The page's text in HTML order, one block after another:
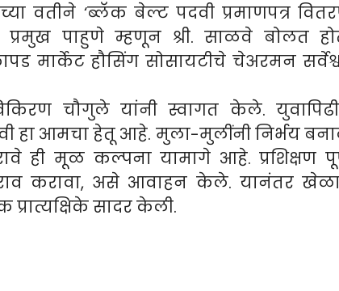
वतीने ‘ब्लॅक बेल्ट पदवी प्रमाणपत्र
प्रमुख पाहुणे म्हणून श्री. साळवे बोलत
मार्केट हौसिंग सोसायटीचे चेअरमन
चौगुले यांनी स्वागत केले.
हा आमचा हेतू आहे. मुला-मुलींनी निर्भय
ही मूळ कल्पना यामागे आहे. प्रशिक्षण
करावा, असे आवाहन केले. यानंतर
प्रात्यक्षिके सादर केली.